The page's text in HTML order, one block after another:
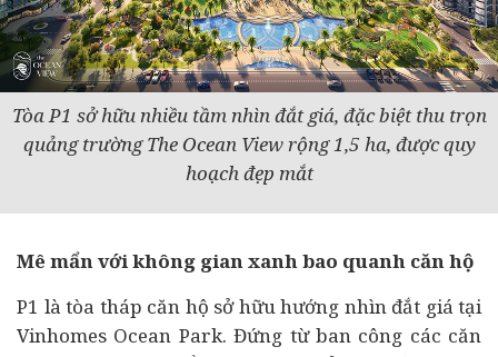
Tòa P1 sở hữu nhiều tầm nhìn đắt giá, đặc biệt thu trọn
quảng trường The Ocean View rộng 1,5 ha, được quy
hoạch đẹp mắt
Mê mẩn với không gian xanh bao quanh căn hộ
P1 là tòa tháp căn hộ sở hữu hướng nhìn đắt giá tại
Vinhomes Ocean Park. Đứng từ ban công các căn